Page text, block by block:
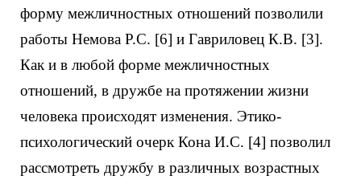
форму межличностных отношений позволили
работы Немова Р.С. [6] и Гавриловец К.В. [3].
Как и в любой форме межличностных
отношений, в дружбе на протяжении жизни
человека происходят изменения. Этико-
психологический очерк Кона И.С. [4] позволил
рассмотреть дружбу в различных возрастных